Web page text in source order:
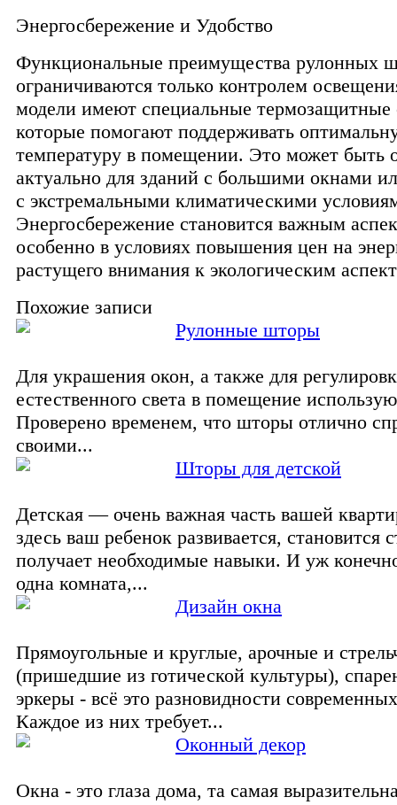
Энергосбережение и Удобство
Функциональные преимущества рулонных
ограничиваются только контролем
модели имеют специальные термозащитные
которые помогают поддерживать
температуру в помещении. Это может быть
актуально для зданий с большими окнами
с экстремальными климатическими
Энергосбережение становится важным
особенно в условиях повышения цен на
растущего внимания к экологическим
Похожие записи
Рулонные шторы
Для украшения окон, а также для
естественного света в помещение
Проверено временем, что шторы отлично
своими...
Шторы для детской
Детская — очень важная часть вашей
здесь ваш ребенок развивается, становится
получает необходимые навыки. И уж
одна комната,...
Дизайн окна
Прямоугольные и круглые, арочные и
(пришедшие из готической культуры),
эркеры - всё это разновидности
Каждое из них требует...
Оконный декор
Окна - это глаза дома, та самая